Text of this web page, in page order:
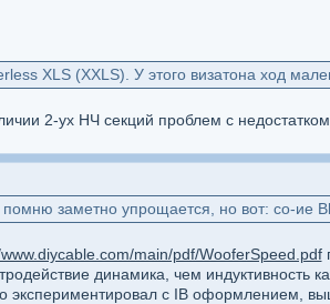
XLS (XXLS). У этого визатона ход
2-ух НЧ секций проблем с
заметно упрощается, но вот: со-ие
main/pdf/WooferSpeed.pdf
динамика, чем индуктивность
экспериментировал с IB оформлением,